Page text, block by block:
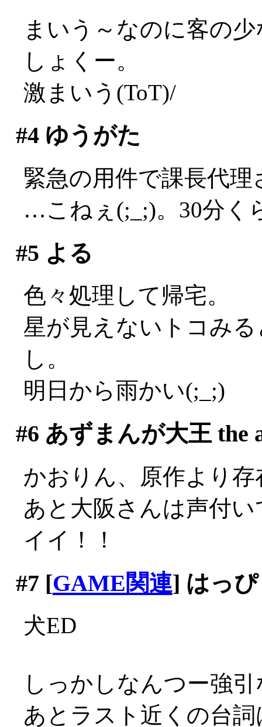
まいう～なのに客の
しょくー。
激まいう(ToT)/
#4ゆうがた
緊急の用件で課長代
…こねぇ(;_;)。30分く
#5 よる
色々処理して帰宅。
星が見えないトコみ
し。
明日から雨かい(;_;)
#6 あずまんが大王 the
かおりん、原作より
あと大阪さんは声付
イイ！！
#7 [GAME関連] はっ
犬ED
しっかしなんつー強
あとラスト近くの台